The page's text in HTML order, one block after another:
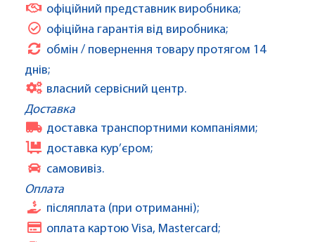
офіційний представник виробника;
офіційна гарантія від виробника;
обмін / повернення товару протягом 14
днів;
власний сервісний центр.
Доставка
доставка транспортними компаніями;
доставка кур’єром;
самовивіз.
Оплата
післяплата (при отриманні);
оплата картою Visa, Mastercard;